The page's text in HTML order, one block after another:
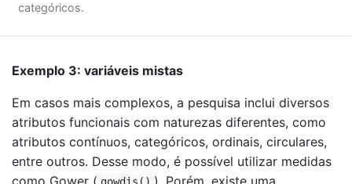
categóricos.
Exemplo 3: variáveis mistas
Em casos mais complexos, a pesquisa inclui diversos
atributos funcionais com naturezas diferentes, como
atributos contínuos, categóricos, ordinais, circulares,
entre outros. Desse modo, é possível utilizar medidas